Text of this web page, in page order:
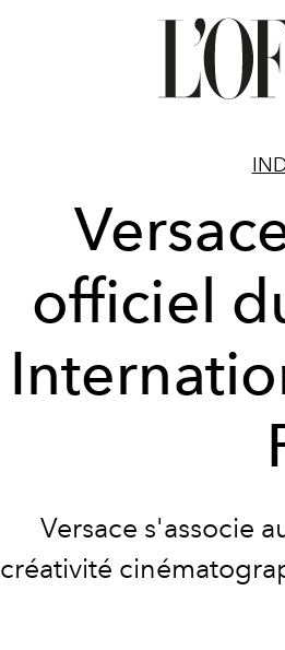
officiel
Versace s'associe
créativité